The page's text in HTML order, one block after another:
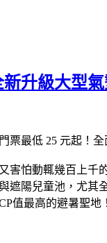
升級大型
害怕動輒幾百上千
遮陽兒童池，尤其
值最高的避暑聖地！